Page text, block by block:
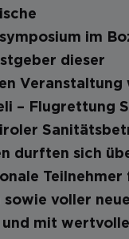
im
dieser
Veranstaltung
– Flugrettung
durften sich
Teilnehmer
voller
und mit